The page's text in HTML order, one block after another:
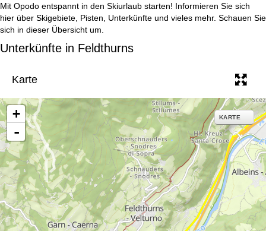
i
t
Mit Opodo entspannt in den Skiurlaub starten! Informieren Sie sich
hier über Skigebiete, Pisten, Unterkünfte und vieles mehr. Schauen Sie
sich in dieser Übersicht um.
Unterkünfte in Feldthurns
Karte
+
-
KARTE